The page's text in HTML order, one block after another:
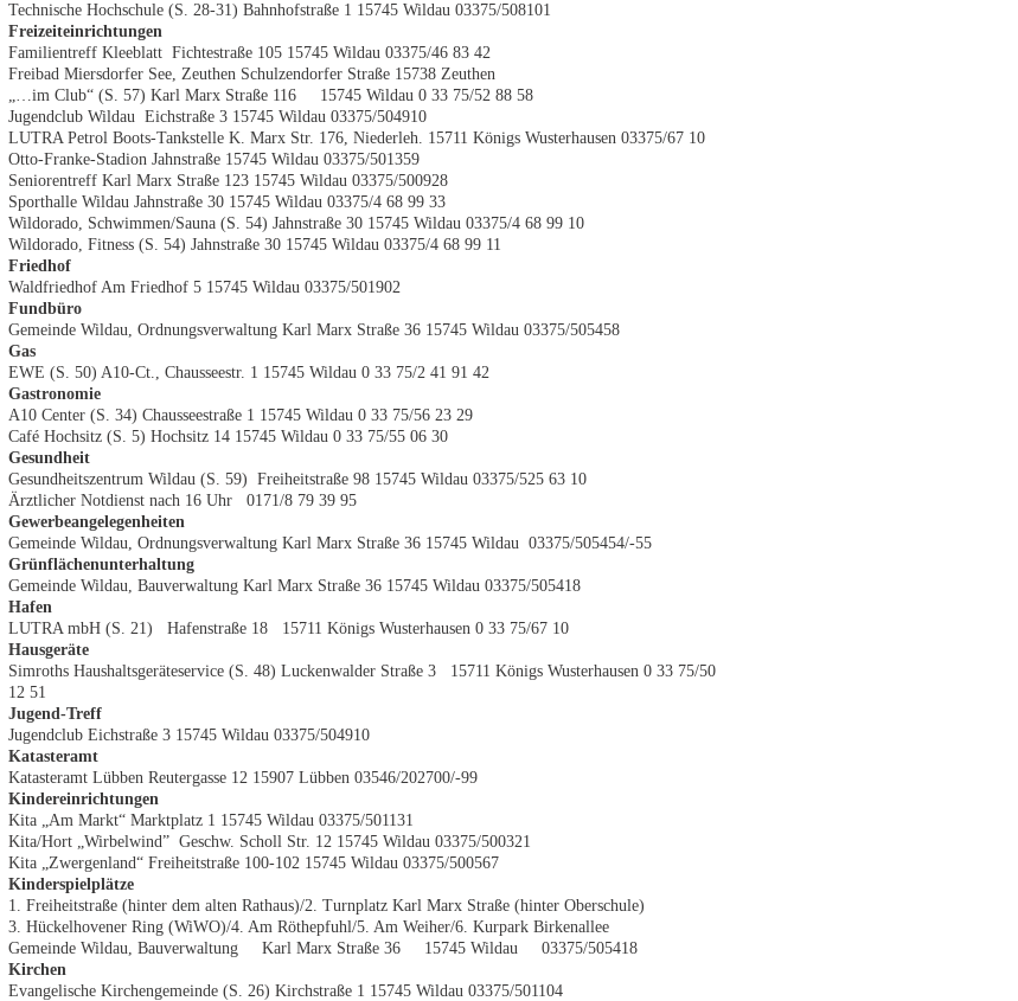
Technische Hochschule (S. 28-31) Bahnhofstraße 1 15745 Wildau 03375/508101
Freizeiteinrichtungen
Familientreff Kleeblatt Fichtestraße 105 15745 Wildau 03375/46 83 42
Freibad Miersdorfer See, Zeuthen Schulzendorfer Straße 15738 Zeuthen
„…im Club“ (S. 57) Karl Marx Straße 116 15745 Wildau 0 33 75/52 88 58
Jugendclub Wildau Eichstraße 3 15745 Wildau 03375/504910
LUTRA Petrol Boots-Tankstelle K. Marx Str. 176, Niederleh. 15711 Königs Wusterhausen 03375/67 10
Otto-Franke-Stadion Jahnstraße 15745 Wildau 03375/501359
Seniorentreff Karl Marx Straße 123 15745 Wildau 03375/500928
Sporthalle Wildau Jahnstraße 30 15745 Wildau 03375/4 68 99 33
Wildorado, Schwimmen/Sauna (S. 54) Jahnstraße 30 15745 Wildau 03375/4 68 99 10
Wildorado, Fitness (S. 54) Jahnstraße 30 15745 Wildau 03375/4 68 99 11
Friedhof
Waldfriedhof Am Friedhof 5 15745 Wildau 03375/501902
Fundbüro
Gemeinde Wildau, Ordnungsverwaltung Karl Marx Straße 36 15745 Wildau 03375/505458
Gas
EWE (S. 50) A10-Ct., Chausseestr. 1 15745 Wildau 0 33 75/2 41 91 42
Gastronomie
A10 Center (S. 34) Chausseestraße 1 15745 Wildau 0 33 75/56 23 29
Café Hochsitz (S. 5) Hochsitz 14 15745 Wildau 0 33 75/55 06 30
Gesundheit
Gesundheitszentrum Wildau (S. 59) Freiheitstraße 98 15745 Wildau 03375/525 63 10
Ärztlicher Notdienst nach 16 Uhr 0171/8 79 39 95
Gewerbeangelegenheiten
Gemeinde Wildau, Ordnungsverwaltung Karl Marx Straße 36 15745 Wildau 03375/505454/-55
Grünflächenunterhaltung
Gemeinde Wildau, Bauverwaltung Karl Marx Straße 36 15745 Wildau 03375/505418
Hafen
LUTRA mbH (S. 21) Hafenstraße 18 15711 Königs Wusterhausen 0 33 75/67 10
Hausgeräte
Simroths Haushaltsgeräteservice (S. 48) Luckenwalder Straße 3 15711 Königs Wusterhausen 0 33 75/50
12 51
Jugend-Treff
Jugendclub Eichstraße 3 15745 Wildau 03375/504910
Katasteramt
Katasteramt Lübben Reutergasse 12 15907 Lübben 03546/202700/-99
Kindereinrichtungen
Kita „Am Markt“ Marktplatz 1 15745 Wildau 03375/501131
Kita/Hort „Wirbelwind” Geschw. Scholl Str. 12 15745 Wildau 03375/500321
Kita „Zwergenland“ Freiheitstraße 100-102 15745 Wildau 03375/500567
Kinderspielplätze
1. Freiheitstraße (hinter dem alten Rathaus)/2. Turnplatz Karl Marx Straße (hinter Oberschule)
3. Hückelhovener Ring (WiWO)/4. Am Röthepfuhl/5. Am Weiher/6. Kurpark Birkenallee
Gemeinde Wildau, Bauverwaltung Karl Marx Straße 36 15745 Wildau 03375/505418
Kirchen
Evangelische Kirchengemeinde (S. 26) Kirchstraße 1 15745 Wildau 03375/501104